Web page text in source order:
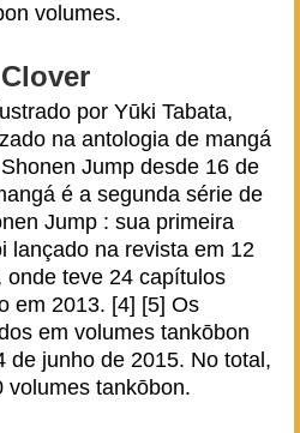
volumes.
por Yūki Tabata,
na antologia de mangá
Jump desde 16 de
é a segunda série de
Jump : sua primeira
lançado na revista em 12
teve 24 capítulos
em 2013. [4] [5] Os
em volumes tankōbon
de junho de 2015. No total,
volumes tankōbon.